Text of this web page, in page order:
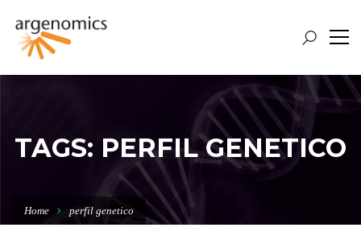
TAGS: PERFIL GENETICO
Home perfil genetico